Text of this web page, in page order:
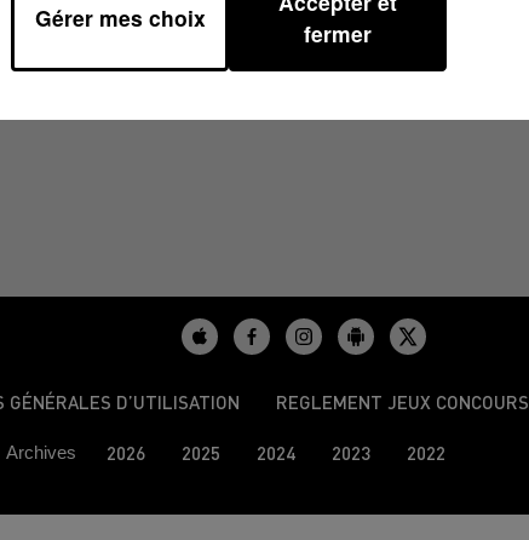
GÉNÉRALES D’UTILISATION REGLEMENT JEUX CONCOURS
Archives 2026 2025 2024 2023 2022
Gérer mes choix
fermer